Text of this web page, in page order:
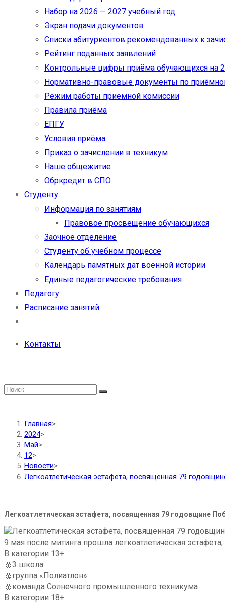
Набор на 2026 — 2027 учебный год
Экран подачи документов
Cписки абитуриентов рекомендованных к
Рейтинг поданных заявлений
Контрольные цифры приёма обучающихся на
Нормативно-правовые документы по
Режим работы приемной комиссии
Правила приёма
ЕПГУ
Условия приёма
Приказ о зачислении в техникум
Наше общежитие
Обркредит в СПО
Студенту
Информация по занятиям
Правовое просвещение обучающихся
Заочное отделение
Студенту об учебном процессе
Календарь памятных дат военной истории
Единые педагогические требования
Педагогу
Расписание занятий
Контакты
Главная>
2024>
Май>
12>
Новости>
Легкоатлетическая эстафета, посвященная 79
Легкоатлетическая эстафета, посвященная 79 годовщине
9 мая после митинга прошла легкоатлетическая
В категории 13+
🥇3 школа
🥈группа «Полиатлон»
🥉команда Солнечного промышленного техникума
В категории 18+